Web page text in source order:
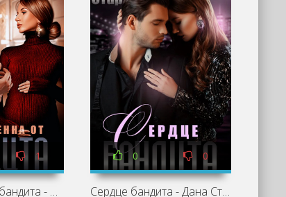
1
Беременна от бандита - Айрин Лакс, Дана Стар (1)
0 0
Сердце бандита - Дана Стар (3)